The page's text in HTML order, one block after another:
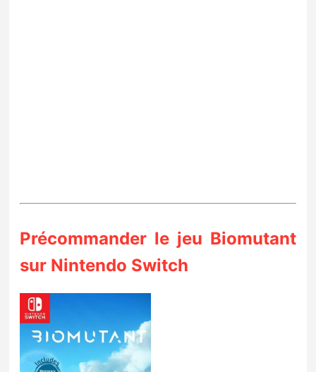
Précommander le jeu Biomutant
sur Nintendo Switch